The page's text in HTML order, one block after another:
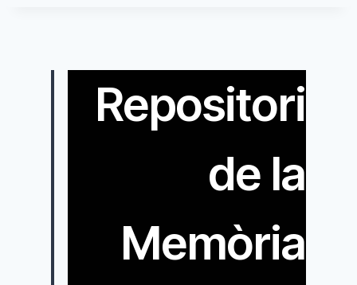
Repositori
de la
Memòria